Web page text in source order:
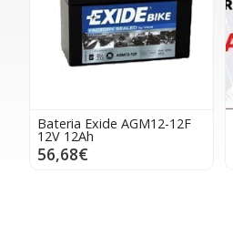
Bateria Exide AGM12-12F
12V 12Ah
56,68€